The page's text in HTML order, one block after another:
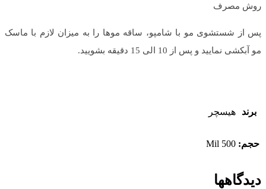
روش مصرف
پس از شستشوی مو با شامپو، ساقه موها را به میزان لازم با ماسک
مو آبکشی نمایید و پس از 10 الی 15 دقیقه بشویید.
برند هیسچر
حجم: 500 Mil
دیدگاهها